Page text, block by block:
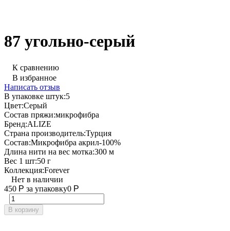
87 угольно-серый
К сравнению
В избранное
Написать отзыв
В упаковке штук:5
Цвет:Серый
Состав пряжи:микрофибра
Бренд:ALIZE
Страна производитель:Турция
Состав:Микрофибра акрил-100%
Длина нити на вес мотка:300 м
Вес 1 шт:50 г
Коллекция:Forever
Нет в наличии
450 Р за упаковку0 Р
В корзину